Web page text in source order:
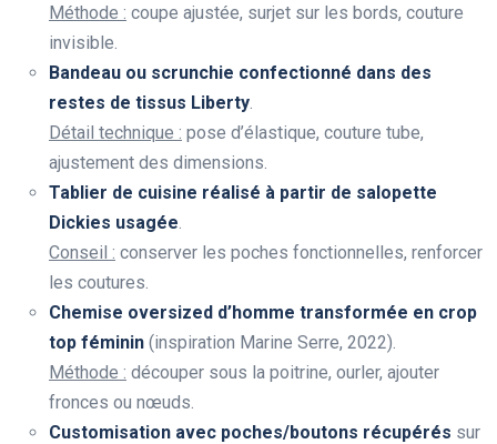
Méthode : coupe ajustée, surjet sur les bords, couture
invisible.
Bandeau ou scrunchie confectionné dans des
restes de tissus Liberty
Détail technique : pose d’élastique, couture tube,
ajustement des dimensions.
Tablier de cuisine réalisé à partir de salopette
Dickies usagée
Conseil : conserver les poches fonctionnelles, renforcer
les coutures.
Chemise oversized d’homme transformée en crop
top féminin (inspiration Marine Serre, 2022).
Méthode : découper sous la poitrine, ourler, ajouter
fronces ou nœuds.
Customisation avec poches/boutons récupérés sur